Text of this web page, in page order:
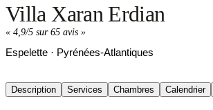
Villa Xaran Erdian
« 4,9/5 sur 65 avis »
Espelette · Pyrénées-Atlantiques
Description Services Chambres Calendrier